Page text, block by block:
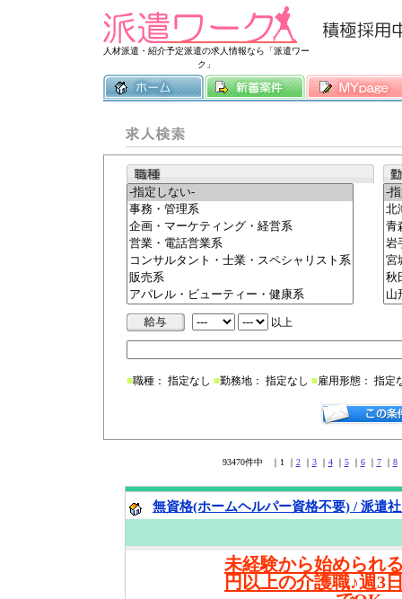
人材派遣・紹介予定派遣の求人情報なら「派遣ワー
ク」
常時3500件以
以上
■職種： 指定なし ■勤務地： 指定なし ■雇用形態： 指定
93470件中 ｜1 ｜ 2｜ 3｜ 4｜ 5｜ 6｜ 7｜ 8
無資格(ホームヘルパー資格不要) / 派遣
未経験から始められ
円以上の介護職♪週3